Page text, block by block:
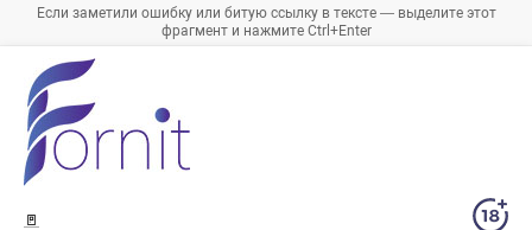
Если заметили ошибку или битую ссылку в тексте — выделите этот
фрагмент и нажмите Ctrl+Enter
🚪